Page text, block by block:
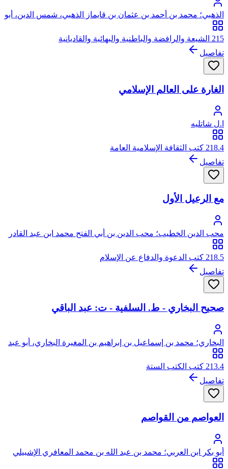
الذهبي؛ محمد بن أحمد بن عثمان بن قايماز الذهبي، شمس الدين، أبو
عبد الله
215 الشيعة والرافضة والباطنية والبهائية والقاديانية
تفاصيل
الغارة على العالم الإسلامي
ا.ل شاتليه
218.4 كتب الثقافة الإسلامية العامة
تفاصيل
مع الرعيل الأول
محب الدين الخطيب؛ محب الدين بن أبي الفتح محمد ابن عبد القادر
بن صالح الخطيب، يتصل نسبه بعبد القادر الجيلاني الحسني
218.5 كتب الدعوة والدفاع عن الإسلام
تفاصيل
صحيح البخاري - ط. السلفية - ت: عبد الباقي
البخاري؛ محمد بن إسماعيل بن إبراهيم بن المغيرة البخاري، أبو عبد
الله
213.4 كتب الكتب الستة
تفاصيل
العواصم من القواصم
أبو بكر ابن العربي؛ محمد بن عبد الله بن محمد المعافري الإشبيلي
المالكي، أبو بكر ابن العربي